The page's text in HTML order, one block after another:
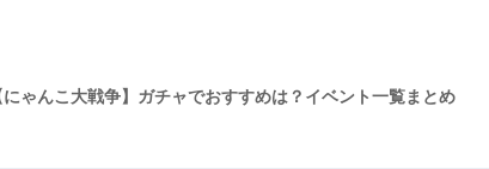
にゃんこ大戦争】ガチャでおすすめは？イベント一覧まとめ